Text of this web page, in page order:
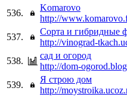
536.
Komarovo
http://
537.
Сорта и гибридные
http://vinograd-
538.
сад и огород
http://dom-
539.
Я строю дом
http://